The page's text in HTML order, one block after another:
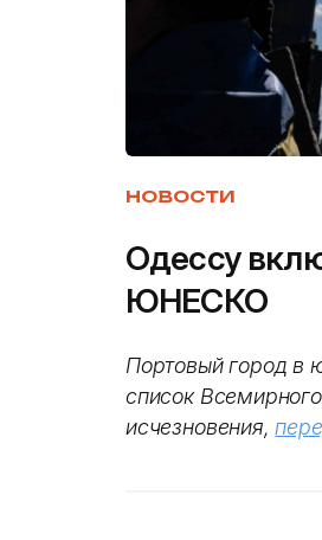
НОВОСТИ
Одессу
ЮНЕСКО
Портовый город в
список
исчезновения,